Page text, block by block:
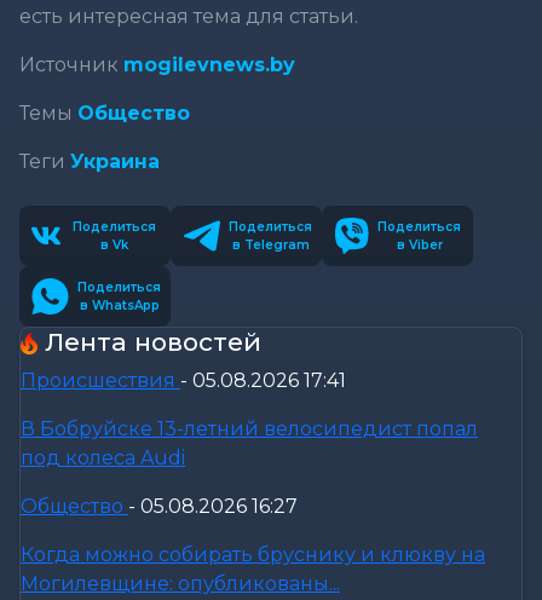
есть интересная тема для статьи.
Источник mogilevnews.by
Темы Общество
Теги Украина
Поделиться
в Vk
Поделиться
в Telegram
Поделиться
в Viber
Поделиться
в WhatsApp
Лента новостей
Происшествия - 05.08.2026 17:41
В Бобруйске 13-летний велосипедист попал
под колеса Audi
Общество - 05.08.2026 16:27
Когда можно собирать бруснику и клюкву на
Могилевщине: опубликованы...